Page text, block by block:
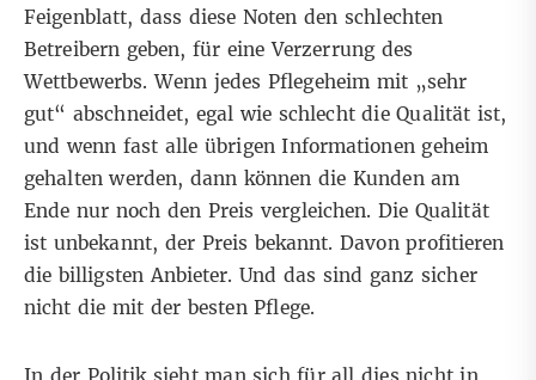
Feigenblatt, dass diese Noten den schlechten
Betreibern geben, für eine Verzerrung des
Wettbewerbs. Wenn jedes Pflegeheim mit „sehr
gut“ abschneidet, egal wie schlecht die Qualität ist,
und wenn fast alle übrigen Informationen geheim
gehalten werden, dann können die Kunden am
Ende nur noch den Preis vergleichen. Die Qualität
ist unbekannt, der Preis bekannt. Davon profitieren
die billigsten Anbieter. Und das sind ganz sicher
nicht die mit der besten Pflege.